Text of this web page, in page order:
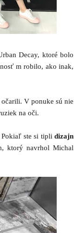
Decay, ktoré bolo
m robilo, ako inak,
V ponuke sú nie
na oči.
Pokiaľ ste si tipli dizajn
ktorý navrhol Michal